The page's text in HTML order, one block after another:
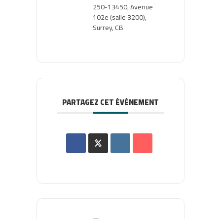
250-13450, Avenue
102e (salle 3200),
Surrey, CB
PARTAGEZ CET ÉVÉNEMENT